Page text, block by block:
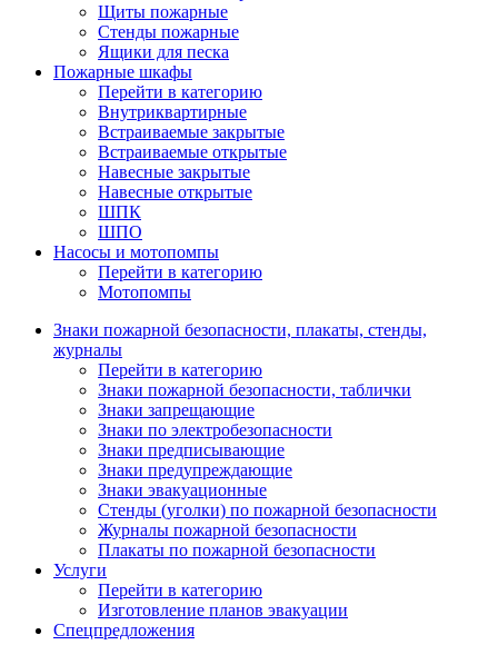
Щиты пожарные
Стенды пожарные
Ящики для песка
Пожарные шкафы
Перейти в категорию
Внутриквартирные
Встраиваемые закрытые
Встраиваемые открытые
Навесные закрытые
Навесные открытые
ШПК
ШПО
Насосы и мотопомпы
Перейти в категорию
Мотопомпы
Знаки пожарной безопасности, плакаты, стенды,
журналы
Перейти в категорию
Знаки пожарной безопасности, таблички
Знаки запрещающие
Знаки по электробезопасности
Знаки предписывающие
Знаки предупреждающие
Знаки эвакуационные
Стенды (уголки) по пожарной безопасности
Журналы пожарной безопасности
Плакаты по пожарной безопасности
Услуги
Перейти в категорию
Изготовление планов эвакуации
Спецпредложения